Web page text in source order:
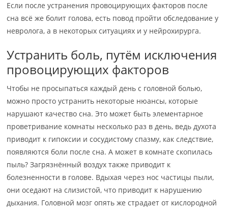
Если после устранения провоцирующих факторов после
сна всё же болит голова, есть повод пройти обследование у
невролога, а в некоторых ситуациях и у нейрохирурга.
Устранить боль, путём исключения
провоцирующих факторов
Чтобы не просыпаться каждый день с головной болью,
можно просто устранить некоторые нюансы, которые
нарушают качество сна. Это может быть элементарное
проветривание комнаты несколько раз в день, ведь духота
приводит к гипоксии и сосудистому спазму, как следствие,
появляются боли после сна. А может в комнате скопилась
пыль? Загрязнённый воздух также приводит к
болезненности в голове. Вдыхая через нос частицы пыли,
они оседают на слизистой, что приводит к нарушению
дыхания. Головной мозг опять же страдает от кислородной